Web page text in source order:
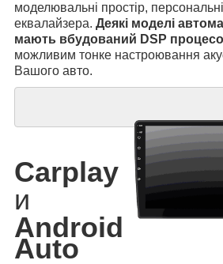
моделювальні простір,
еквалайзера. Деякі моделі
мають вбудований DSP
можливим тонке настроювання
Вашого авто.
Carplay
и
Android
Auto